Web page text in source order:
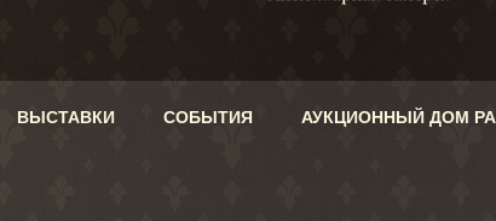
ВЫСТАВКИ СОБЫТИЯ АУКЦИОННЫЙ ДОМ